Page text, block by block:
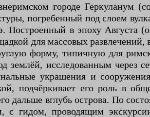
городе Геркуланум
погребенный под слоем
Построенный в эпоху
для массовых развлечений,
форму, типичную для
землёй, исследованным через
украшения и
подчёркивает его роль в
вглубь острова. По
с гидом, проводящим